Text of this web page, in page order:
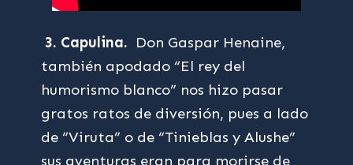
3. Capulina. Don Gaspar Henaine,
también apodado “El rey del
humorismo blanco” nos hizo pasar
gratos ratos de diversión, pues a lado
de “Viruta” o de “Tinieblas y Alushe”
sus aventuras eran para morirse de